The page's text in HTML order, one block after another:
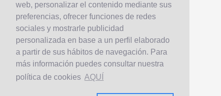
web, personalizar el contenido mediante sus
preferencias, ofrecer funciones de redes
sociales y mostrarle publicidad
personalizada en base a un perfil elaborado
a partir de sus hábitos de navegación. Para
más información puedes consultar nuestra
política de cookies AQUÍ